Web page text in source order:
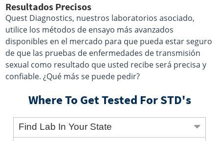
Resultados Precisos
Quest Diagnostics, nuestros laboratorios asociado,
utilice los métodos de ensayo más avanzados
disponibles en el mercado para que pueda estar seguro
de que las pruebas de enfermedades de transmisión
sexual como resultado que usted recibe será precisa y
confiable. ¿Qué más se puede pedir?
Where To Get Tested For STD's
Find Lab In Your State